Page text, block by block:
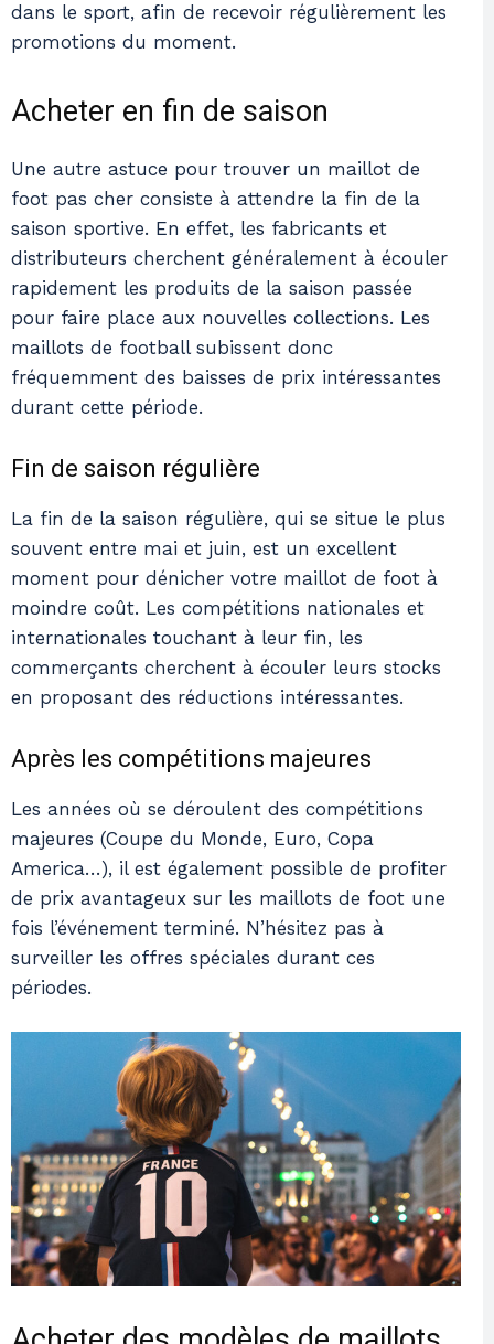
dans le sport, afin de recevoir régulièrement les
promotions du moment.
Acheter en fin de saison
Une autre astuce pour trouver un maillot de
foot pas cher consiste à attendre la fin de la
saison sportive. En effet, les fabricants et
distributeurs cherchent généralement à écouler
rapidement les produits de la saison passée
pour faire place aux nouvelles collections. Les
maillots de football subissent donc
fréquemment des baisses de prix intéressantes
durant cette période.
Fin de saison régulière
La fin de la saison régulière, qui se situe le plus
souvent entre mai et juin, est un excellent
moment pour dénicher votre maillot de foot à
moindre coût. Les compétitions nationales et
internationales touchant à leur fin, les
commerçants cherchent à écouler leurs stocks
en proposant des réductions intéressantes.
Après les compétitions majeures
Les années où se déroulent des compétitions
majeures (Coupe du Monde, Euro, Copa
America…), il est également possible de profiter
de prix avantageux sur les maillots de foot une
fois l’événement terminé. N’hésitez pas à
surveiller les offres spéciales durant ces
périodes.